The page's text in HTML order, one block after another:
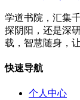
学道书院，汇集
探阴阳，还是深
载，智慧随身，
快速导航
个人中心